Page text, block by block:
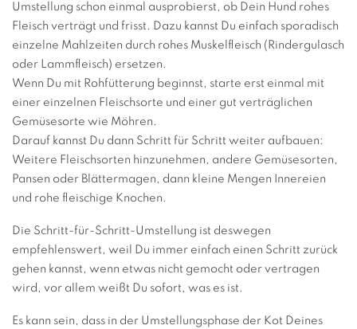
Umstellung schon einmal ausprobierst, ob Dein Hund rohes
Fleisch verträgt und frisst. Dazu kannst Du einfach sporadisch
einzelne Mahlzeiten durch rohes Muskelfleisch (Rindergulasch
oder Lammfleisch) ersetzen.
Wenn Du mit Rohfütterung beginnst, starte erst einmal mit
einer einzelnen Fleischsorte und einer gut verträglichen
Gemüsesorte wie Möhren.
Darauf kannst Du dann Schritt für Schritt weiter aufbauen:
Weitere Fleischsorten hinzunehmen, andere Gemüsesorten,
Pansen oder Blättermagen, dann kleine Mengen Innereien
und rohe fleischige Knochen.
Die Schritt-für-Schritt-Umstellung ist deswegen
empfehlenswert, weil Du immer einfach einen Schritt zurück
gehen kannst, wenn etwas nicht gemocht oder vertragen
wird, vor allem weißt Du sofort, was es ist.
Es kann sein, dass in der Umstellungsphase der Kot Deines